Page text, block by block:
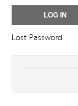
Lost Password